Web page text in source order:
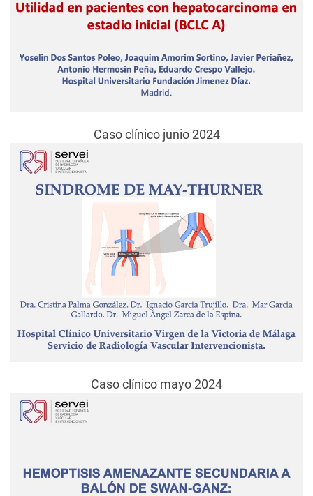
Caso clínico junio 2024
Caso clínico mayo 2024